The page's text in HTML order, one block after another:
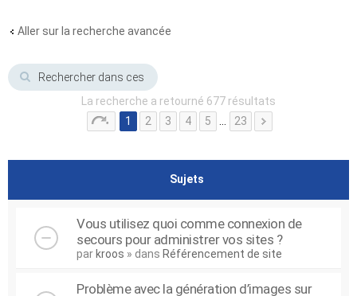
Aller sur la recherche avancée
La recherche a retourné 677 résultats
1
2 3 4 5 23
Sujets
Vous utilisez quoi comme connexion de
secours pour administrer vos sites ?
par kroos » dans Référencement de site
Problème avec la génération d’images sur